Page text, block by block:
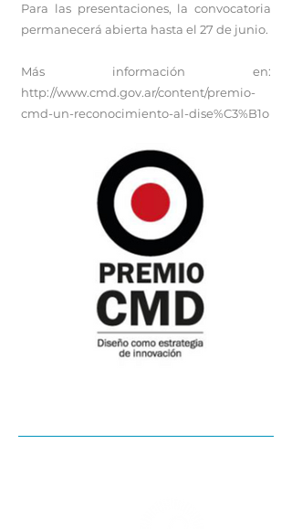
Para las presentaciones, la convocatoria
permanecerá abierta hasta el 27 de junio.
Más información en:
http://www.cmd.gov.ar/content/premio-
cmd-un-reconocimiento-al-dise%C3%B1o